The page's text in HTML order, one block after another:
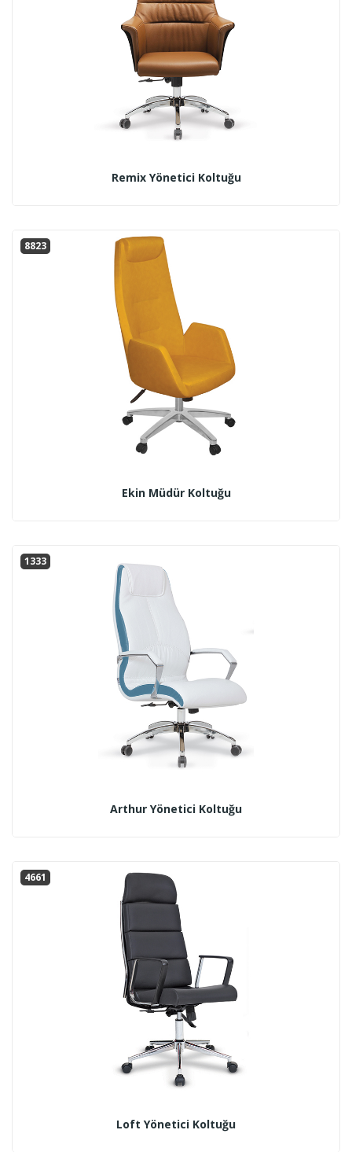
Remix Yönetici Koltuğu
8823
Ekin Müdür Koltuğu
1333
Arthur Yönetici Koltuğu
4661
Loft Yönetici Koltuğu